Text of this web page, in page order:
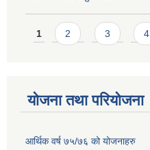
Pages
1 2 3 4
योजना तथा परियोजना
आर्थिक वर्ष ७५/७६ को योजनाहरु